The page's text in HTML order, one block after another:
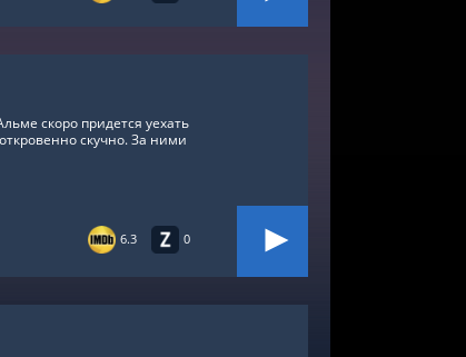
6.3 0
скоро придется уехать
скучно. За ними